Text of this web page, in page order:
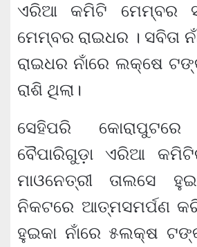
ଏରିଆ କମିଟି ମେମ୍ବର
ମେମ୍ବର ରାଇଧର । ସବିତା
ରାଇଧର ନାଁରେ ଲକ୍ଷେ
ରାଶି ଥିଲା।
ସେହିପରି କୋରାପୁଟରେ
ବୈପାରିଗୁଡ଼ା ଏରିଆ
ମାଓନେତ୍ରୀ ତାଲସେ
ନିକଟରେ ଆତ୍ମସମର୍ପଣ
ହୁଇକା ନାଁରେ ୫ଲକ୍ଷ